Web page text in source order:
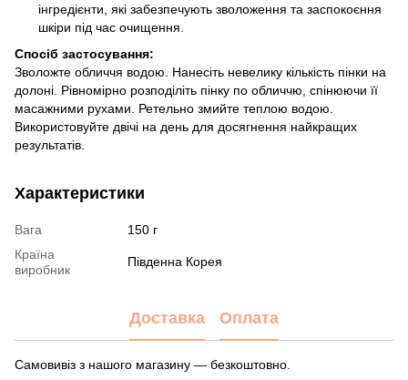
інгредієнти, які забезпечують зволоження та заспокоєння
шкіри під час очищення.
Спосіб застосування:
Зволожте обличчя водою. Нанесіть невелику кількість пінки на
долоні. Рівномірно розподіліть пінку по обличчю, спінюючи її
масажними рухами. Ретельно змийте теплою водою.
Використовуйте двічі на день для досягнення найкращих
результатів.
Характеристики
Вага
150 г
Країна
виробник
Південна Корея
Доставка Оплата
Самовивіз з нашого магазину — безкоштовно.